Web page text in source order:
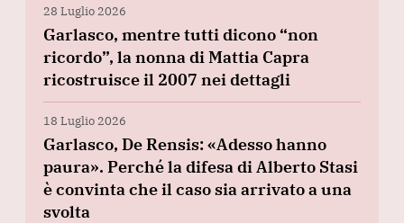
28 Luglio 2026
Garlasco, mentre tutti dicono “non
ricordo”, la nonna di Mattia Capra
ricostruisce il 2007 nei dettagli
18 Luglio 2026
Garlasco, De Rensis: «Adesso hanno
paura». Perché la difesa di Alberto Stasi
è convinta che il caso sia arrivato a una
svolta